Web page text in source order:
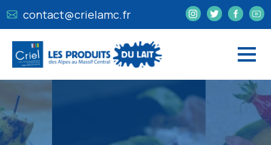
contact@crielamc.fr